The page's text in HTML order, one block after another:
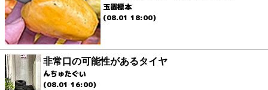
玉置標本
(08.01 18:00)
非常口の可能性があるタイヤ
んちゅたぐい
(08.01 16:00)